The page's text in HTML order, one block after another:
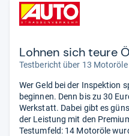
Lohnen sich teure
Testbericht über 13 Motoröle
Wer Geld bei der Inspektion
beginnen. Denn bis zu 30
Werkstatt. Dabei gibt es
der Leistung mit den
Testumfeld: 14 Motoröle